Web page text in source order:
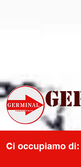
Ci occupiamo di: